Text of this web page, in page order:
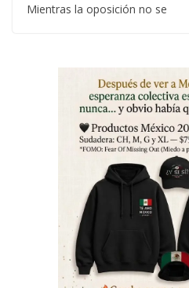
Mientras la oposición no se